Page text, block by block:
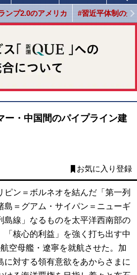
ンプ2.0のアメリカ #習近平体制の光
ー・中国間のパイプライン建
お気に入り登録
ン＝ボルネオを結んだ「第一列
島＝グアム・サイパン＝ニューギ
島線」なるものを太平洋西南部の
「核心的利益」を強く打ち出す中
空母艦・遼寧を就航させた。加
に対する領有意欲をあからさまに